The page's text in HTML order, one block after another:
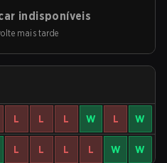
indisponíveis
mais tarde
L L L W L W
L L L L W W